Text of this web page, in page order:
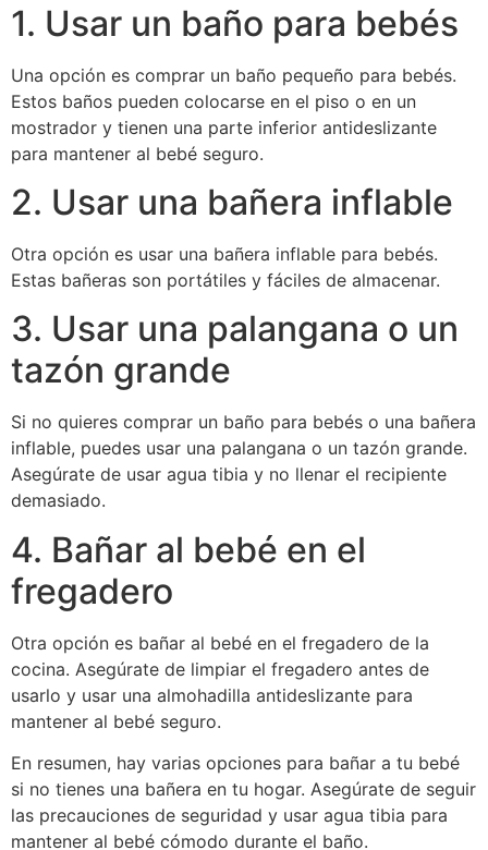
1. Usar un baño para bebés
Una opción es comprar un baño pequeño para bebés.
Estos baños pueden colocarse en el piso o en un
mostrador y tienen una parte inferior antideslizante
para mantener al bebé seguro.
2. Usar una bañera inflable
Otra opción es usar una bañera inflable para bebés.
Estas bañeras son portátiles y fáciles de almacenar.
3. Usar una palangana o un
tazón grande
Si no quieres comprar un baño para bebés o una bañera
inflable, puedes usar una palangana o un tazón grande.
Asegúrate de usar agua tibia y no llenar el recipiente
demasiado.
4. Bañar al bebé en el
fregadero
Otra opción es bañar al bebé en el fregadero de la
cocina. Asegúrate de limpiar el fregadero antes de
usarlo y usar una almohadilla antideslizante para
mantener al bebé seguro.
En resumen, hay varias opciones para bañar a tu bebé
si no tienes una bañera en tu hogar. Asegúrate de seguir
las precauciones de seguridad y usar agua tibia para
mantener al bebé cómodo durante el baño.